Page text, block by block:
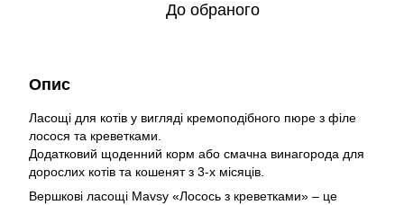
До обраного
Опис
Ласощі для котів у вигляді кремоподібного пюре з філе
лосося та креветками.
Додатковий щоденний корм або смачна винагорода для
дорослих котів та кошенят з 3-х місяців.
Вершкові ласощі Mavsy «Лосось з креветками» – це